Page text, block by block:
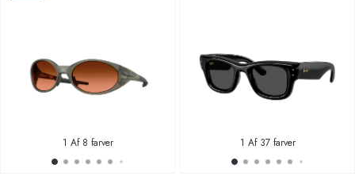
1 Af 8 farver 1 Af 37 farver